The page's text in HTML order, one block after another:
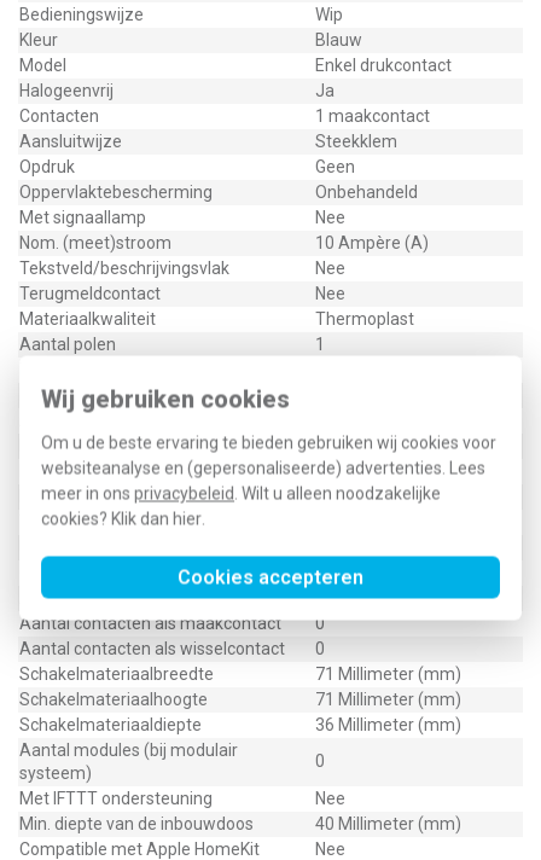
Wij gebruiken cookies
Om u de beste ervaring te bieden gebruiken wij cookies voor
websiteanalyse en (gepersonaliseerde) advertenties. Lees
meer in ons privacybeleid . Wilt u alleen noodzakelijke
cookies? Klik dan hier
Cookies accepteren
Bedieningswijze
Wip
Kleur
Blauw
Model
Enkel drukcontact
Halogeenvrij
Ja
Contacten
1 maakcontact
Aansluitwijze
Steekklem
Opdruk
Geen
Oppervlaktebescherming
Onbehandeld
Met signaallamp
Nee
Nom. (meet)stroom
10 Ampère (A)
Tekstveld/beschrijvingsvlak
Nee
Terugmeldcontact
Nee
Materiaalkwaliteit
Thermoplast
Aantal polen
1
Bevestigingswijze
Met verlichting
Nee
RAL-nummer (vergelijkbaar)
5010
Met lichtbron
Nee
Transparant
Geschikt voor beschermingsgraad (IP) IP21
Aantal contacten als verbreekcontact 0
Aantal contacten als maakcontact
0
Aantal contacten als wisselcontact
0
Schakelmateriaalbreedte
71 Millimeter (mm)
Schakelmateriaalhoogte
71 Millimeter (mm)
Schakelmateriaaldiepte
36 Millimeter (mm)
Aantal modules (bij modulair
systeem)
0
Met IFTTT ondersteuning
Nee
Min. diepte van de inbouwdoos
40 Millimeter (mm)
Compatible met Apple HomeKit
Nee